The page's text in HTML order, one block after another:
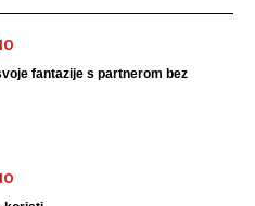
fantazije s partnerom bez